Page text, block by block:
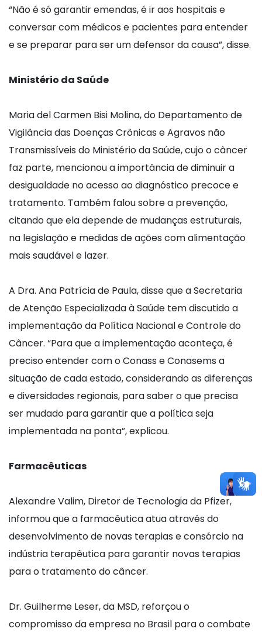
“Não é só garantir emendas, é ir aos hospitais e
conversar com médicos e pacientes para entender
e se preparar para ser um defensor da causa”, disse.
Ministério da Saúde
Maria del Carmen Bisi Molina, do Departamento de
Vigilância das Doenças Crônicas e Agravos não
Transmissíveis do Ministério da Saúde, cujo o câncer
faz parte, mencionou a importância de diminuir a
desigualdade no acesso ao diagnóstico precoce e
tratamento. Também falou sobre a prevenção,
citando que ela depende de mudanças estruturais,
na legislação e medidas de ações com alimentação
mais saudável e lazer.
A Dra. Ana Patrícia de Paula, disse que a Secretaria
de Atenção Especializada à Saúde tem discutido a
implementação da Política Nacional e Controle do
Câncer. “Para que a implementação aconteça, é
preciso entender com o Conass e Conasems a
situação de cada estado, considerando as diferenças
e diversidades regionais, para saber o que precisa
ser mudado para garantir que a política seja
implementada na ponta”, explicou.
Farmacêuticas
Alexandre Valim, Diretor de Tecnologia da Pfizer,
informou que a farmacêutica atua através do
desenvolvimento de novas terapias e consórcio na
indústria terapêutica para garantir novas terapias
para o tratamento do câncer.
Dr. Guilherme Leser, da MSD, reforçou o
compromisso da empresa no Brasil para o combate